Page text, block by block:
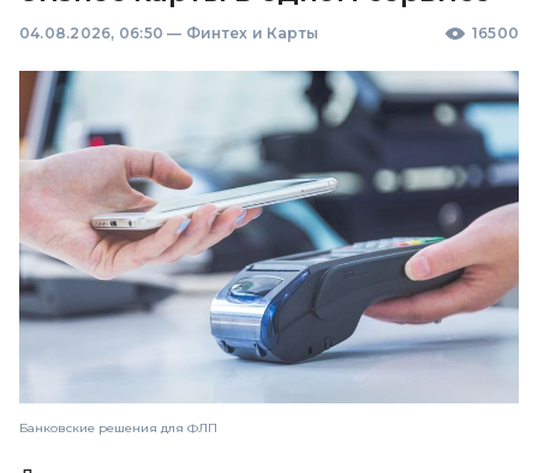
04.08.2026, 06:50 — Финтех и Карты 16500
Банковские решения для ФЛП